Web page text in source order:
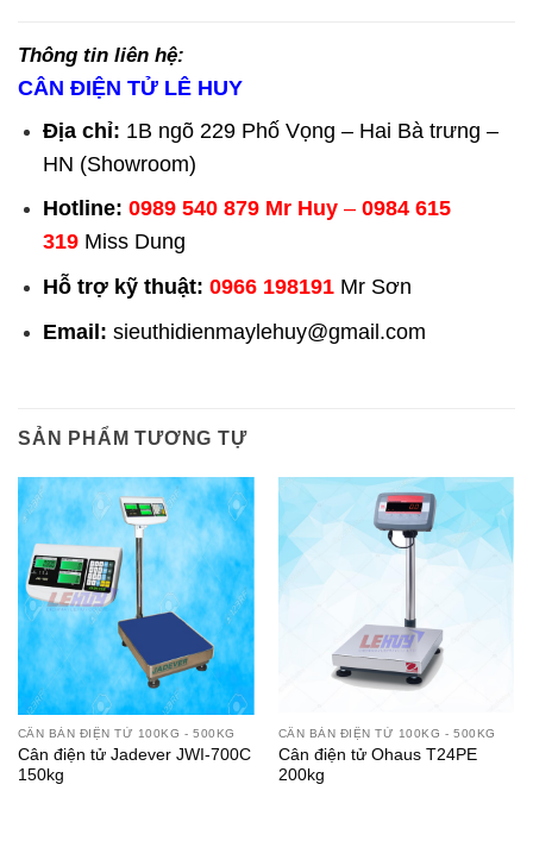
Thông tin liên hệ:
CÂN ĐIỆN TỬ LÊ HUY
Địa chỉ: 1B ngõ 229 Phố Vọng – Hai Bà trưng –
HN (Showroom)
Hotline: 0989 540 879 Mr Huy– 0984 615
319 Miss Dung
Hỗ trợ kỹ thuật: 0966 198191 Mr Sơn
Email: sieuthidienmaylehuy@gmail.com
SẢN PHẨM TƯƠNG TỰ
CÂN BÀN ĐIỆN TỬ 100KG - 500KG
Cân điện tử Jadever JWI-700C
150kg
CÂN BÀN ĐIỆN TỬ 100KG - 500KG
Cân điện tử Ohaus T24PE
200kg